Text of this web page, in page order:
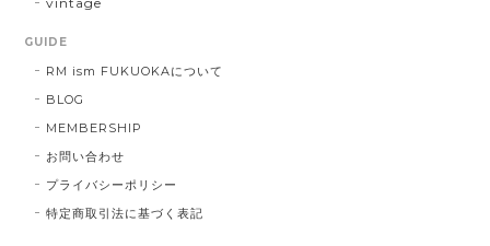
GUIDE
RM ism FUKUOKAについて
BLOG
MEMBERSHIP
お問い合わせ
プライバシーポリシー
特定商取引法に基づく表記